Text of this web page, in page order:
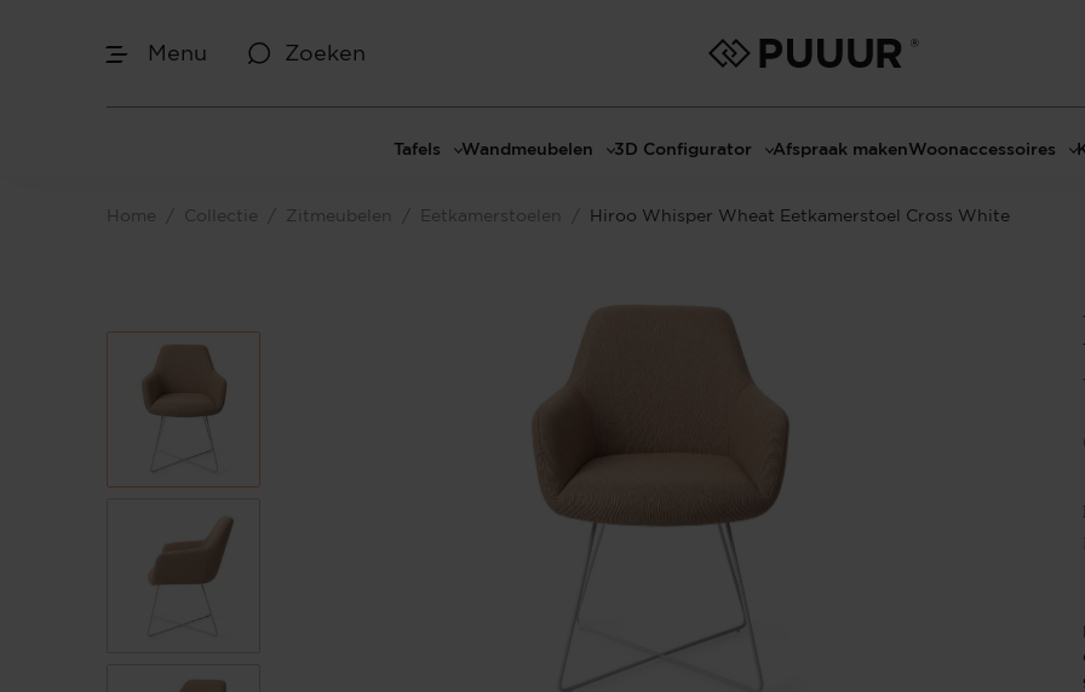
Menu Zoeken
Tafels Wandmeubelen
TV-wandmeubels
Make-up tafels
3D Configurator
3D TV-Paneel configurator
Afspraak makenWoonaccessoires
Home / Collectie / Zitmeubelen / Eetkamerstoelen / Hiroo Whisper Wheat Eetkamerstoel Cross White